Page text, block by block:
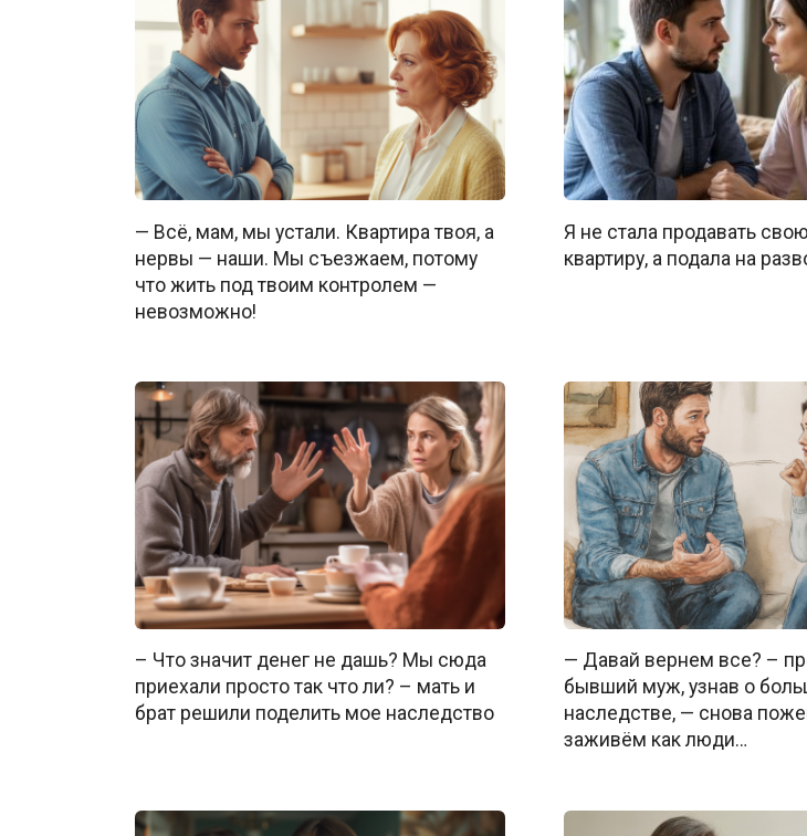
— Всё, мам, мы устали. Квартира твоя, а
нервы — наши. Мы съезжаем, потому
что жить под твоим контролем —
невозможно!
Я не стала продавать
квартиру, а подала на
– Что значит денег не дашь? Мы сюда
приехали просто так что ли? – мать и
брат решили поделить мое наследство
— Давай вернем все? –
бывший муж, узнав о
наследстве, — снова
заживём как люди…